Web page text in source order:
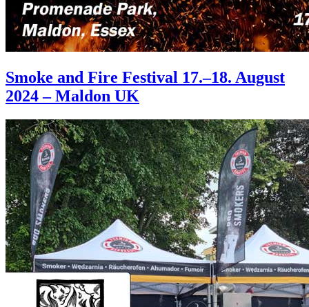
Smoke and Fire Festival 17.–18. August
2024 – Maldon UK